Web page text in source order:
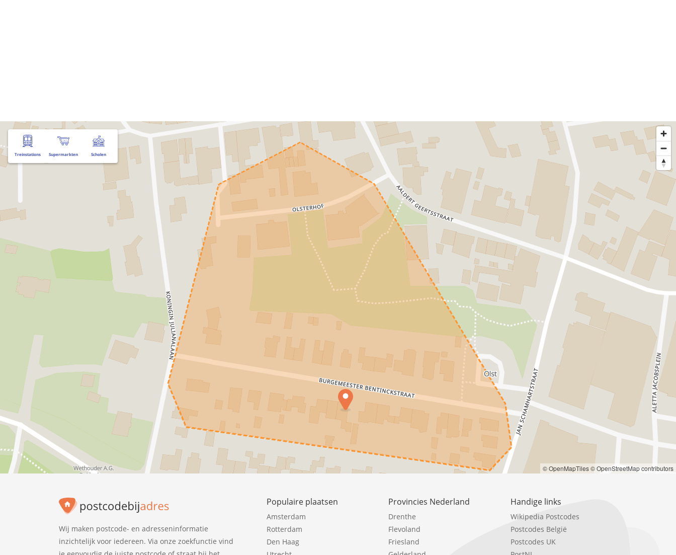
Treinstations Supermarkten Scholen
© OpenMapTiles© OpenStreetMap contributors
Wij maken postcode- en adresseninformatie
inzichtelijk voor iedereen. Via onze zoekfunctie vind
Populaire plaatsen
Amsterdam
Rotterdam
Den Haag
Provincies Nederland
Drenthe
Flevoland
Friesland
Handige links
Wikipedia Postcodes
Postcodes België
Postcodes UK